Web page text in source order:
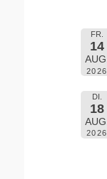
FR.
14
AUG.
2026
DI.
18
AUG.
2026